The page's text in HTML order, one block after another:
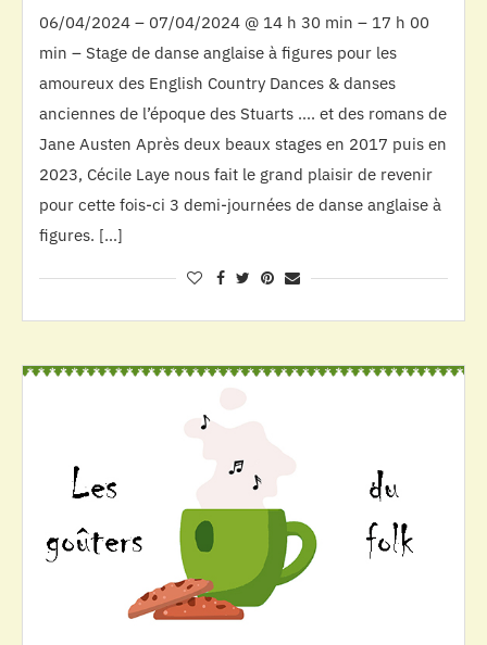
06/04/2024 – 07/04/2024 @ 14 h 30 min – 17 h 00
min – Stage de danse anglaise à figures pour les
amoureux des English Country Dances & danses
anciennes de l’époque des Stuarts …. et des romans de
Jane Austen Après deux beaux stages en 2017 puis en
2023, Cécile Laye nous fait le grand plaisir de revenir
pour cette fois-ci 3 demi-journées de danse anglaise à
figures. […]